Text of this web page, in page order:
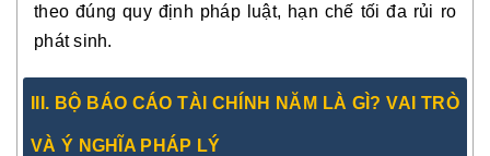
theo đúng quy định pháp luật, hạn chế tối đa rủi ro
phát sinh.
III. BỘ BÁO CÁO TÀI CHÍNH NĂM LÀ GÌ? VAI TRÒ
VÀ Ý NGHĨA PHÁP LÝ